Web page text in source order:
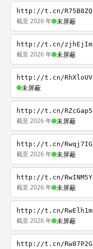
http://t.cn/R75B8ZQ
截至 2026 年 未屏蔽
http://t.cn/zjhEjIm
截至 2026 年 未屏蔽
http://t.cn/RhXloUV
未屏蔽
http://t.cn/RZcGap5
截至 2026 年 未屏蔽
http://t.cn/Rwqj7IG
截至 2026 年 未屏蔽
http://t.cn/RwINM5Y
截至 2026 年 未屏蔽
http://t.cn/RwElh1m
截至 2026 年 未屏蔽
http://t.cn/Rw87P2G